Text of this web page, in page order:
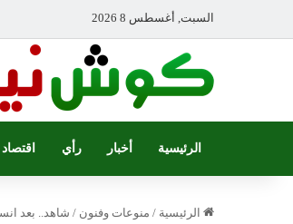
السبت, أغسطس 8 2026
الرئيسية أخبار رأي اقتصاد
الرئيسية / منوعات وفنون / شاهد.. بعد